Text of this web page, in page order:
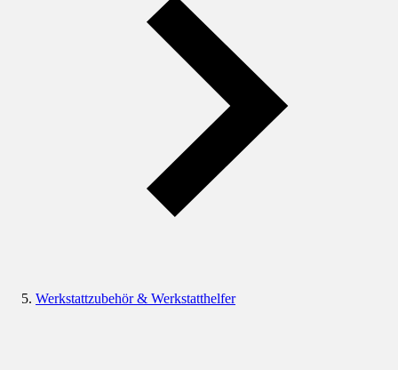
Werkstattzubehör & Werkstatthelfer